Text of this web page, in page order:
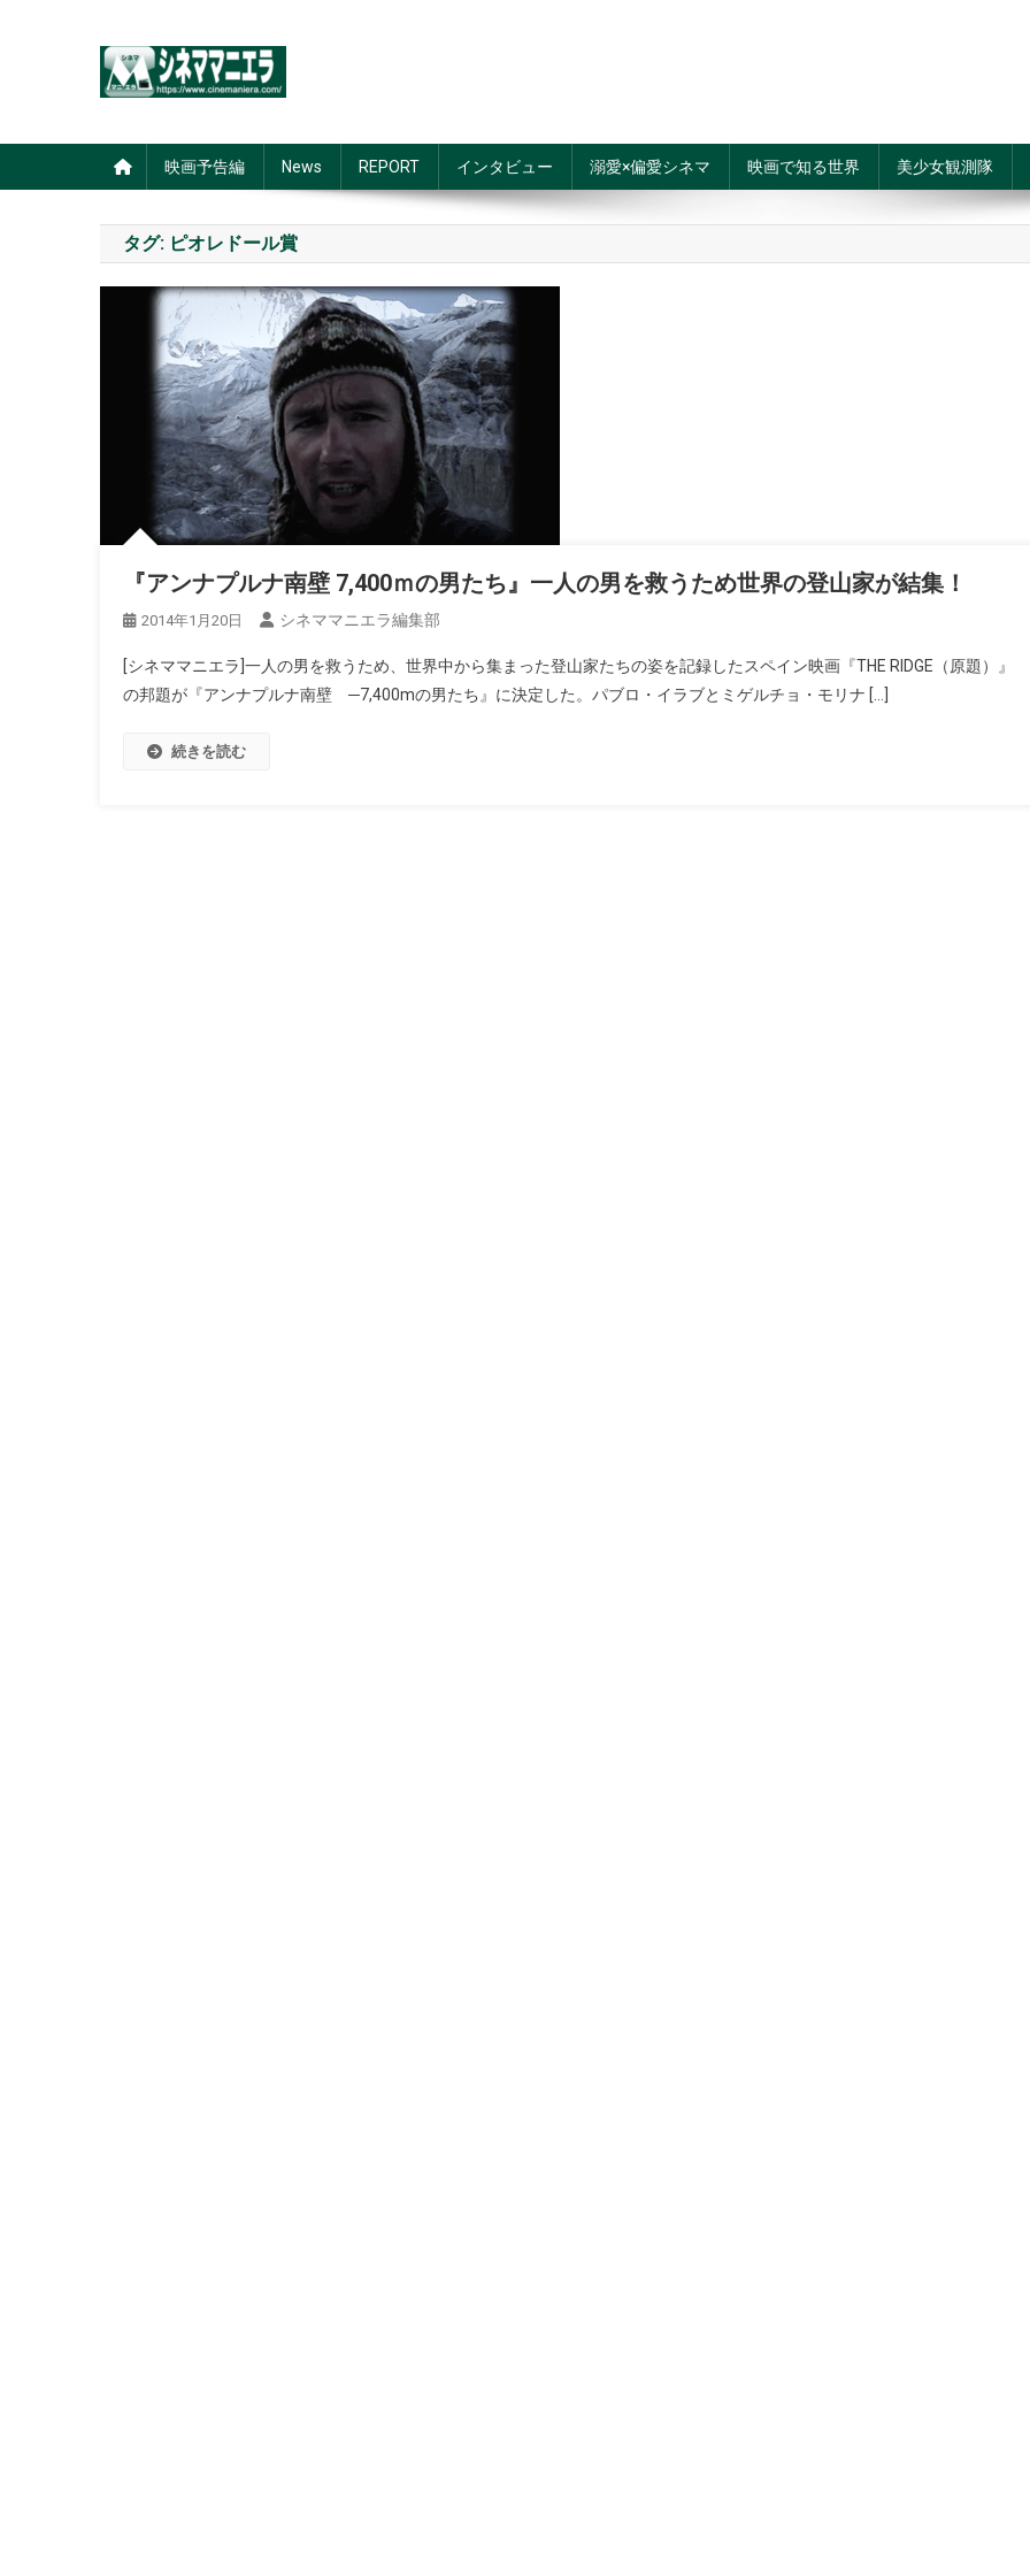
映画予告編 News REPORT インタビュー 溺愛×偏愛シネマ 映画で知る世界 美少女観測隊
タグ: ピオレドール賞
『アンナプルナ南壁 7,400ｍの男たち』一人の男を救うため世界の登山家が結集！
2014年1月20日 シネママニエラ編集部
[シネママニエラ]一人の男を救うため、世界中から集まった登山家たちの姿を記録したスペイン映画『THE RIDGE（原題）』
の邦題が『アンナプルナ南壁 ─7,400mの男たち』に決定した。パブロ・イラブとミゲルチョ・モリナ […]
続きを読む